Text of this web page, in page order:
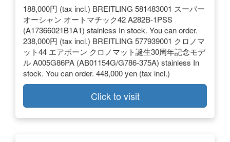
188,000円 (tax incl.) BREITLING 581483001 スーパー
オーシャン オートマチック42 A282B-1PSS
(A17366021B1A1) stainless In stock. You can order.
238,000円 (tax incl.) BREITLING 577939001 クロノマ
ット44 エアボーン クロノマット誕生30周年記念モデ
ル A005G86PA (AB01154G/G786-375A) stainless In
stock. You can order. 448,000 yen (tax incl.)
Click to visit